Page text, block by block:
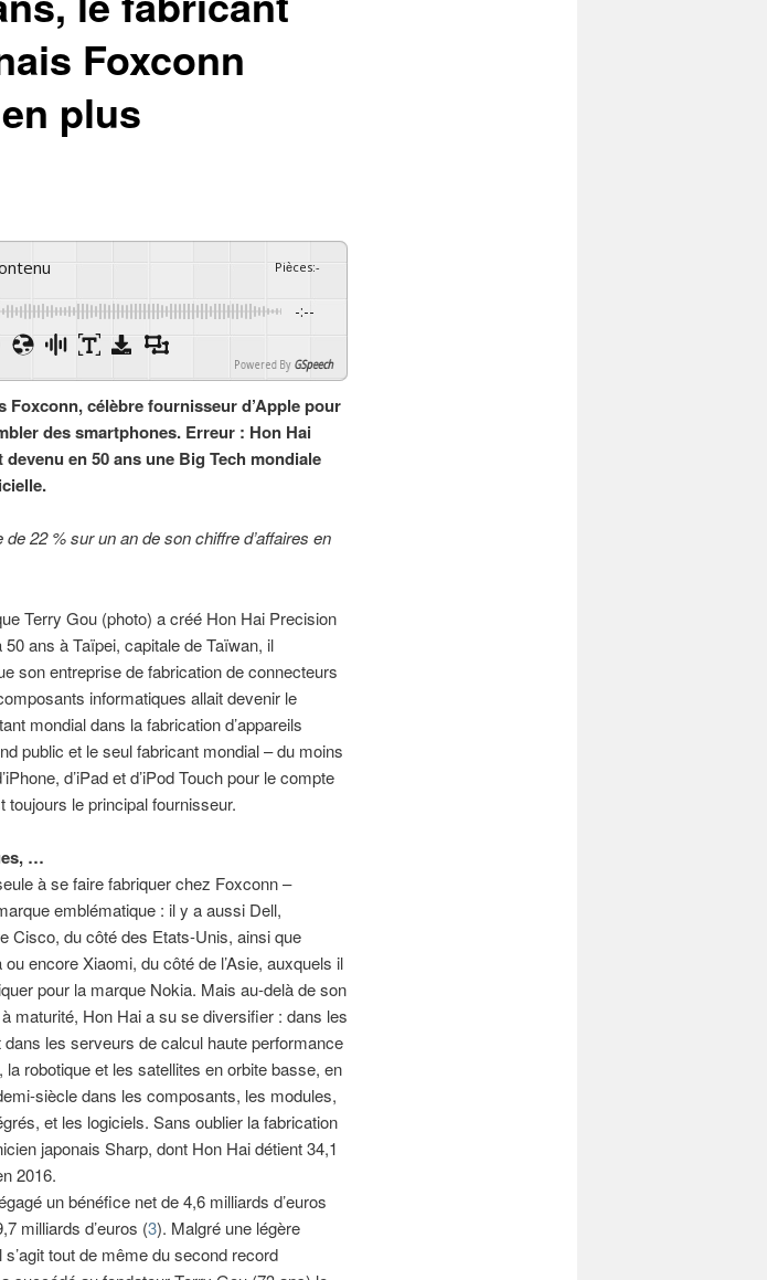
Foxconn
plus
Pièces:-
-:--
Powered By GSpeech
célèbre fournisseur d’Apple pour
des smartphones. Erreur : Hon Hai
en 50 ans une Big Tech mondiale
22 % sur un an de son chiffre d’affaires en
Terry Gou (photo) a créé Hon Hai Precision
ans à Taïpei, capitale de Taïwan, il
son entreprise de fabrication de connecteurs
informatiques allait devenir le
mondial dans la fabrication d’appareils
public et le seul fabricant mondial – du moins
d’iPad et d’iPod Touch pour le compte
toujours le principal fournisseur.
…
à se faire fabriquer chez Foxconn –
emblématique : il y a aussi Dell,
Cisco, du côté des Etats-Unis, ainsi que
encore Xiaomi, du côté de l’Asie, auxquels il
pour la marque Nokia. Mais au-delà de son
maturité, Hon Hai a su se diversifier : dans les
dans les serveurs de calcul haute performance
robotique et les satellites en orbite basse, en
siècle dans les composants, les modules,
et les logiciels. Sans oublier la fabrication
japonais Sharp, dont Hon Hai détient 34,1
2016.
un bénéfice net de 4,6 milliards d’euros
milliards d’euros (3). Malgré une légère
tout de même du second record